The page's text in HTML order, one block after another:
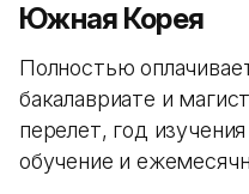
Южная Корея
Полностью
бакалавриате и
перелет, год
обучение и